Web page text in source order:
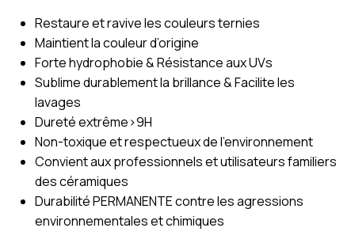
Restaure et ravive les couleurs ternies
Maintient la couleur d’origine
Forte hydrophobie & Résistance aux UVs
Sublime durablement la brillance & Facilite les
lavages
Dureté extrême>9H
Non-toxique et respectueux de l’environnement
Convient aux professionnels et utilisateurs familiers
des céramiques
Durabilité PERMANENTE contre les agressions
environnementales et chimiques